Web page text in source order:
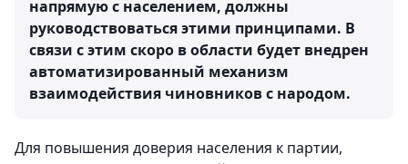
напрямую с населением, должны
руководствоваться этими принципами. В
связи с этим скоро в области будет внедрен
автоматизированный механизм
взаимодействия чиновников с народом.
Для повышения доверия населения к партии,